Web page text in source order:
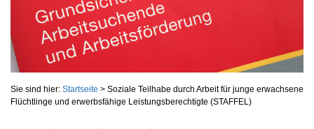
Sie sind hier: Startseite > Soziale Teilhabe durch Arbeit für junge erwachsene
Flüchtlinge und erwerbsfähige Leistungsberechtigte (STAFFEL)